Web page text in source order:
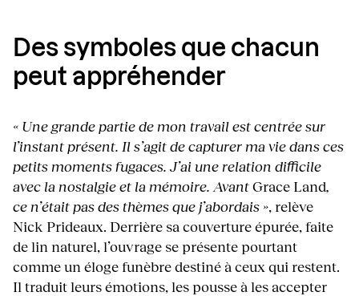
Des symboles que chacun
peut appréhender
« Une grande partie de mon travail est centrée sur
l’instant présent. Il s’agit de capturer ma vie dans ces
petits moments fugaces. J’ai une relation difficile
avec la nostalgie et la mémoire. AvantGrace Land,
ce n’était pas des thèmes que j’abordais », relève
Nick Prideaux. Derrière sa couverture épurée, faite
de lin naturel, l’ouvrage se présente pourtant
comme un éloge funèbre destiné à ceux qui restent.
Il traduit leurs émotions, les pousse à les accepter